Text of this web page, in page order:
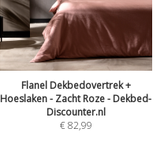
Flanel Dekbedovertrek +
Hoeslaken - Zacht Roze - Dekbed-
Discounter.nl
€82,99